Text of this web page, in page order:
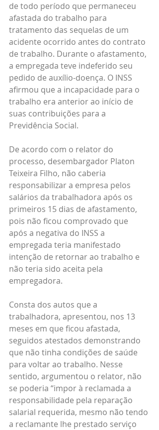
de todo período que permaneceu
afastada do trabalho para
tratamento das sequelas de um
acidente ocorrido antes do contrato
de trabalho. Durante o afastamento,
a empregada teve indeferido seu
pedido de auxílio-doença. O INSS
afirmou que a incapacidade para o
trabalho era anterior ao início de
suas contribuições para a
Previdência Social.
De acordo com o relator do
processo, desembargador Platon
Teixeira Filho, não caberia
responsabilizar a empresa pelos
salários da trabalhadora após os
primeiros 15 dias de afastamento,
pois não ficou comprovado que
após a negativa do INSS a
empregada teria manifestado
intenção de retornar ao trabalho e
não teria sido aceita pela
empregadora.
Consta dos autos que a
trabalhadora, apresentou, nos 13
meses em que ficou afastada,
seguidos atestados demonstrando
que não tinha condições de saúde
para voltar ao trabalho. Nesse
sentido, argumentou o relator, não
se poderia “impor à reclamada a
responsabilidade pela reparação
salarial requerida, mesmo não tendo
a reclamante lhe prestado serviço